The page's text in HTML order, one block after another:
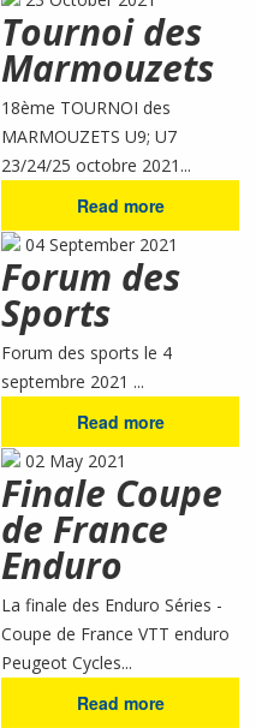
Tournoi des
Marmouzets
18ème TOURNOI des
MARMOUZETS U9; U7
23/24/25 octobre 2021...
Read more
04 September 2021
Forum des
Sports
Forum des sports le 4
septembre 2021 ...
Read more
02 May 2021
Finale Coupe
de France
Enduro
La finale des Enduro Séries -
Coupe de France VTT enduro
Peugeot Cycles...
Read more